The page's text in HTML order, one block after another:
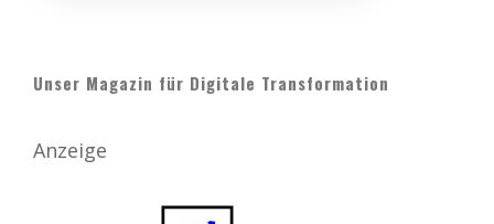
Unser Magazin für Digitale Transformation
Anzeige